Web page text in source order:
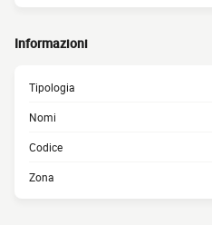
Informazioni
Tipologia
Nomi
Codice
Zona